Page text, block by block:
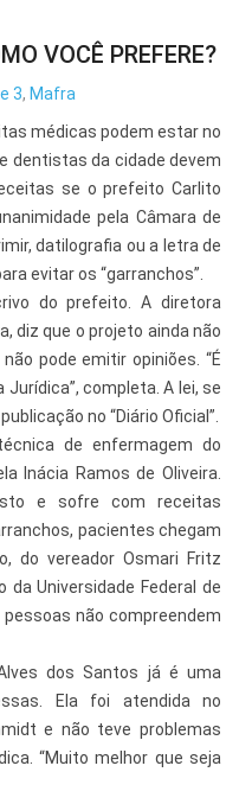
VOCÊ PREFERE?
3, Mafra
médicas podem estar no
dentistas da cidade devem
se o prefeito Carlito
pela Câmara de
datilografia ou a letra de
evitar os “garranchos”.
do prefeito. A diretora
diz que o projeto ainda não
pode emitir opiniões. “É
completa. A lei, se
no “Diário Oficial”.
de enfermagem do
Inácia Ramos de Oliveira.
e sofre com receitas
pacientes chegam
do vereador Osmari Fritz
Universidade Federal de
pessoas não compreendem
dos Santos já é uma
Ela foi atendida no
e não teve problemas
“Muito melhor que seja